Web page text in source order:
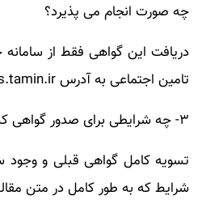
چه صورت انجام می پذیرد؟
دریافت این گواهی فقط از
تامین اجتماعی به آدرس eservices.tamin.ir انجام می گیرد.
۳- چه شرایطی برای صدور گواهی کسر از حقوق وجود دارد؟
شرایط که به طور کامل در متن